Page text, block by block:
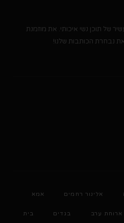
של תוכן נשי איכותי. את מוזמנת
נבחרת הכותבות שלנו!
אלינור רחמים אמא
ארוחת ערב בגדים בית